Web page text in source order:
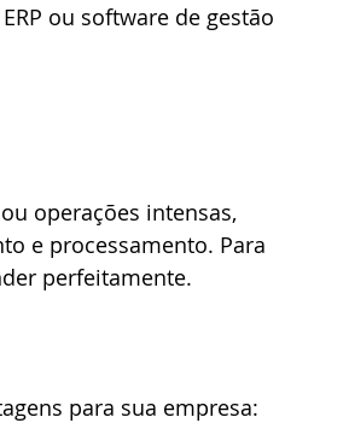
ou software de gestão
operações intensas,
e processamento. Para
perfeitamente.
para sua empresa: